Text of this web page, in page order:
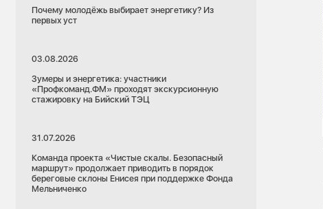
Почему молодёжь выбирает энергетику? Из
первых уст
03.08.2026
Зумеры и энергетика: участники
«Профкоманд.ФМ» проходят экскурсионную
стажировку на Бийский ТЭЦ
31.07.2026
Команда проекта «Чистые скалы. Безопасный
маршрут» продолжает приводить в порядок
береговые склоны Енисея при поддержке Фонда
Мельниченко